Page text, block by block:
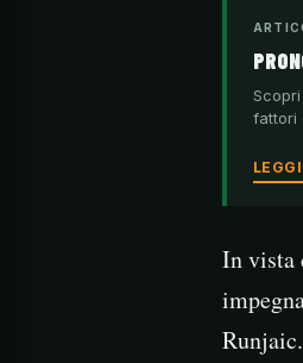
fattori
In vista